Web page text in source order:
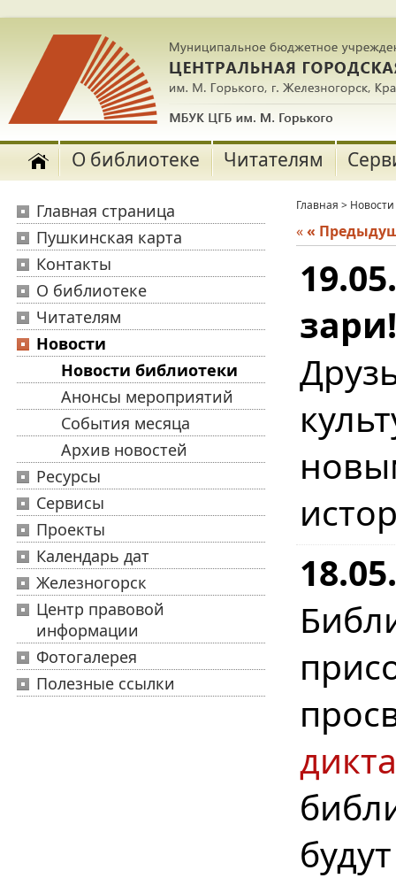
О библиотеке Читателям
Главная страница
Пушкинская карта
Контакты
О библиотеке
Читателям
Новости
Новости библиотеки
Анонсы мероприятий
События месяца
Архив новостей
Ресурсы
Сервисы
Проекты
Календарь дат
Железногорск
Центр правовой
информации
Фотогалерея
Полезные ссылки
Главная > Новости
««
зари!